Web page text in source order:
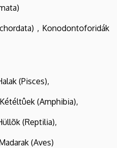
, Konodontoforidák
(Pisces),
(Amphibia),
(Reptilia),
(Aves)